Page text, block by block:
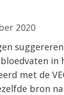
2020
in
met de
bron na